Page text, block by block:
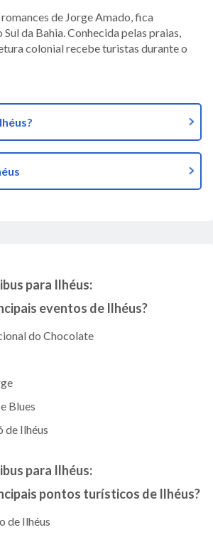
de Jorge Amado, fica
da Bahia. Conhecida pelas praias,
colonial recebe turistas durante o
para Ilhéus:
eventos de Ilhéus?
do Chocolate
Blues
de Ilhéus
para Ilhéus:
pontos turísticos de Ilhéus?
de Ilhéus